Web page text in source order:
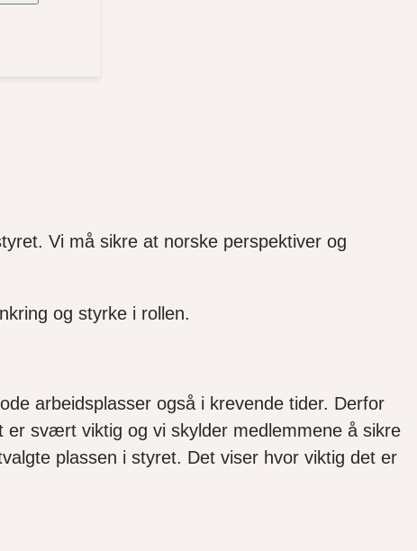
Vi må sikre at norske perspektiver og
og styrke i rollen.
arbeidsplasser også i krevende tider. Derfor
er svært viktig og vi skylder medlemmene å sikre
plassen i styret. Det viser hvor viktig det er